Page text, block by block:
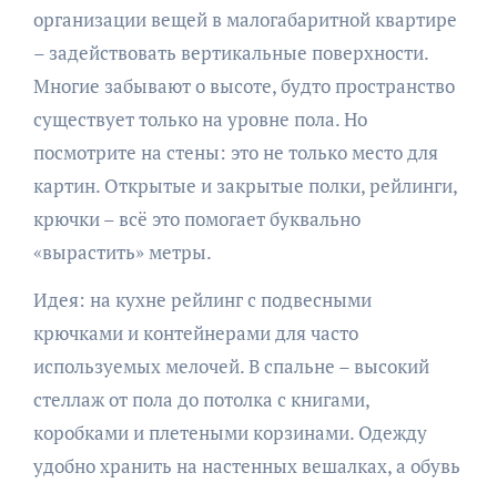
организации вещей в малогабаритной квартире
– задействовать вертикальные поверхности.
Многие забывают о высоте, будто пространство
существует только на уровне пола. Но
посмотрите на стены: это не только место для
картин. Открытые и закрытые полки, рейлинги,
крючки – всё это помогает буквально
«вырастить» метры.
Идея: на кухне рейлинг с подвесными
крючками и контейнерами для часто
используемых мелочей. В спальне – высокий
стеллаж от пола до потолка с книгами,
коробками и плетеными корзинами. Одежду
удобно хранить на настенных вешалках, а обувь